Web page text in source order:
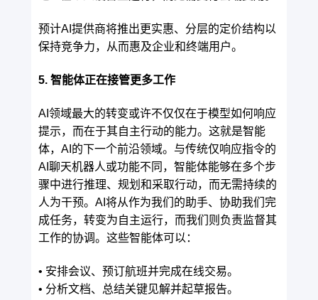
预计AI提供商将推出更实惠、分层的定价结构以
保持竞争力，从而惠及企业和终端用户。
5. 智能体正在接管更多工作
AI领域最大的转变或许不仅仅在于模型如何响应
提示，而在于其自主行动的能力。这就是智能
体，AI的下一个前沿领域。与传统仅响应指令的
AI聊天机器人或功能不同，智能体能够在多个步
骤中进行推理、规划和采取行动，而无需持续的
人为干预。AI将从作为我们的助手、协助我们完
成任务，转变为自主运行，而我们则负责监督其
工作的协调。这些智能体可以：
• 安排会议、预订航班并完成在线交易。
• 分析文档、总结关键见解并起草报告。